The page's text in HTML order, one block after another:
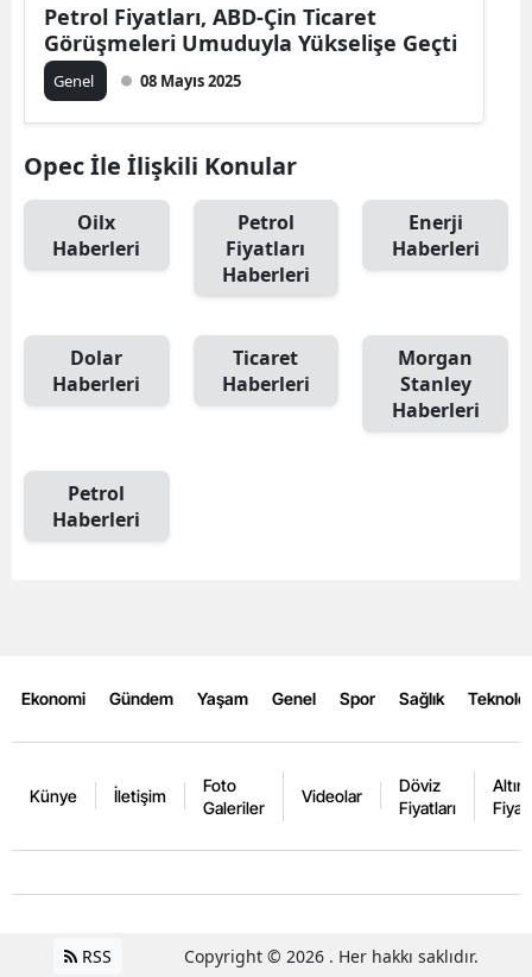
Petrol Fiyatları, ABD-Çin Ticaret
Görüşmeleri Umuduyla Yükselişe Geçti
Genel 08 Mayıs 2025
Opec İle İlişkili Konular
Oilx
Haberleri
Petrol
Fiyatları
Haberleri
Enerji
Haberleri
Dolar
Haberleri
Ticaret
Haberleri
Morgan
Stanley
Haberleri
Petrol
Haberleri
Ekonomi Gündem Yaşam Genel Spor Sağlık
Künye İletişim
Foto
Galeriler
Videolar
Döviz
Fiyatları
Altın
RSS Copyright © 2026 . Her hakkı saklıdır.